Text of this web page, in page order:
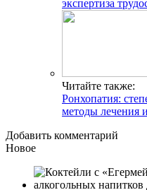
экспертиза
Читайте также:
Ронхопатия:
методы лечения
Добавить комментарий
Новое